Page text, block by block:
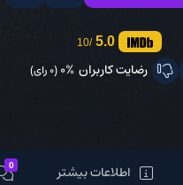
5.0
/10
رضایت کاربران 0%(0 رای)
اطلاعات بیشتر 0